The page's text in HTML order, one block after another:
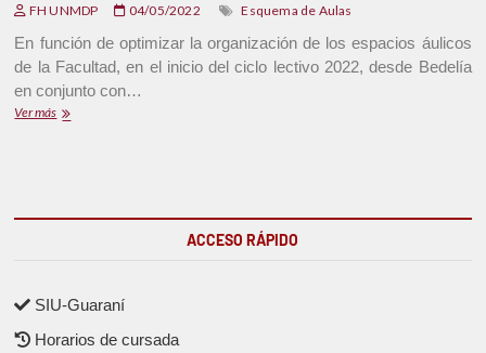
FH UNMDP 04/05/2022 Esquema de Aulas
En función de optimizar la organización de los espacios áulicos
de la Facultad, en el inicio del ciclo lectivo 2022, desde Bedelía
en conjunto con…
Ver más
ACCESO RÁPIDO
SIU-Guaraní
Horarios de cursada